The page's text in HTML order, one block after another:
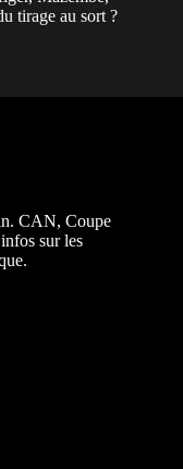
tirage au sort ?
CAN, Coupe
sur les